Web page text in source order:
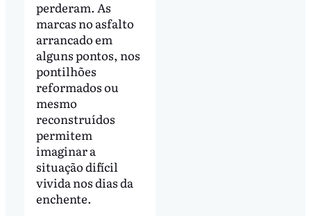
perderam. As
marcas no asfalto
arrancado em
alguns pontos, nos
pontilhões
reformados ou
mesmo
reconstruídos
permitem
imaginar a
situação difícil
vivida nos dias da
enchente.